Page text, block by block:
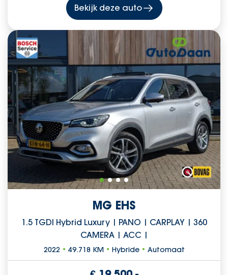
Bekijk deze auto
MG EHS
1.5 TGDI Hybrid Luxury | PANO | CARPLAY | 360
CAMERA | ACC |
2022 • 49.718 KM• Hybride• Automaat